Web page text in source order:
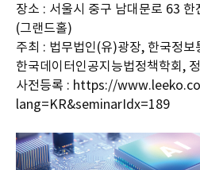
장소 : 서울시 중구 남대문로 63
(그랜드홀)
주최 : 법무법인(유)광장, 한국정보
한국데이터인공지능법정책학회,
사전등록 : https://
lang=KR&seminarIdx=189